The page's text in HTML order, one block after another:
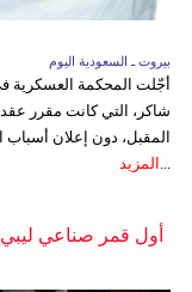
بيروت ـ السعودية اليوم
أجّلت المحكمة العسكرية في
المقبل، دون إعلان أسباب
المزيد
أول قمر صناعي ليبي